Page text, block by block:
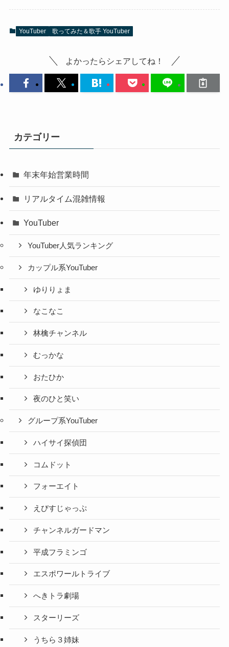
YouTuber 歌ってみた＆歌手 YouTuber
よかったらシェアしてね！
カテゴリー
年末年始営業時間
リアルタイム混雑情報
YouTuber
YouTuber人気ランキング
カップル系YouTuber
ゆりりょま
なこなこ
林檎チャンネル
むっかな
おたひか
夜のひと笑い
グループ系YouTuber
ハイサイ探偵団
コムドット
フォーエイト
えびすじゃっぷ
チャンネルガードマン
平成フラミンゴ
エスポワールトライブ
へきトラ劇場
スターリーズ
うちら３姉妹